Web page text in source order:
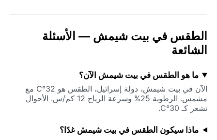
الطقس في بيت شيمش — الأسئلة
الشائعة
ما هو الطقس في بيت شيمش الآن؟
الآن في بيت شيمش، دولة إسرائيل، الطقس هو 32°C مع
مشمس. الرطوبة 25% وسرعة الرياح 12 كم/س. الأحوال
تشعر كـ 30°C.
ماذا سيكون الطقس في بيت شيمش غدًا؟